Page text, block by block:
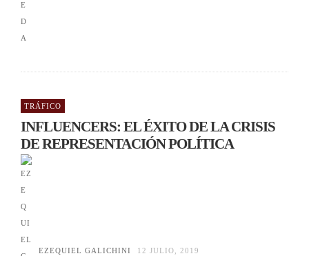
TRÁFICO
INFLUENCERS: EL ÉXITO DE LA CRISIS
DE REPRESENTACIÓN POLÍTICA
EZEQUIEL GALICHINI 12 JULIO, 2019